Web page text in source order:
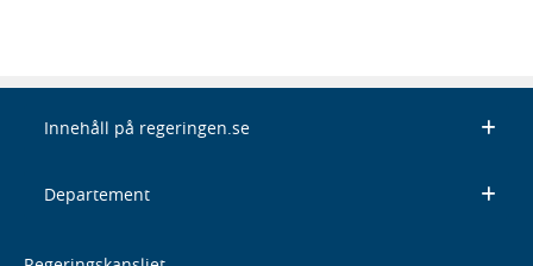
Innehåll på regeringen.se
Departement